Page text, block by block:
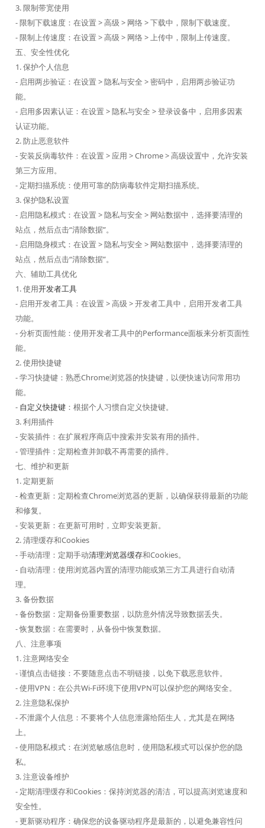
3. 限制带宽使用
- 限制下载速度：在设置 > 高级 > 网络 > 下载中，限制下载速度。
- 限制上传速度：在设置 > 高级 > 网络 > 上传中，限制上传速度。
五、安全性优化
1. 保护个人信息
- 启用两步验证：在设置 > 隐私与安全 > 密码中，启用两步验证功
能。
- 启用多因素认证：在设置 > 隐私与安全 > 登录设备中，启用多因素
认证功能。
2. 防止恶意软件
- 安装反病毒软件：在设置 > 应用 > Chrome > 高级设置中，允许安装
第三方应用。
- 定期扫描系统：使用可靠的防病毒软件定期扫描系统。
3. 保护隐私设置
- 启用隐私模式：在设置 > 隐私与安全 > 网站数据中，选择要清理的
站点，然后点击“清除数据”。
- 启用隐身模式：在设置 > 隐私与安全 > 网站数据中，选择要清理的
站点，然后点击“清除数据”。
六、辅助工具优化
1. 使用开发者工具
- 启用开发者工具：在设置 > 高级 > 开发者工具中，启用开发者工具
功能。
- 分析页面性能：使用开发者工具中的Performance面板来分析页面性
能。
2. 使用快捷键
- 学习快捷键：熟悉Chrome浏览器的快捷键，以便快速访问常用功
能。
- 自定义快捷键：根据个人习惯自定义快捷键。
3. 利用插件
- 安装插件：在扩展程序商店中搜索并安装有用的插件。
- 管理插件：定期检查并卸载不再需要的插件。
七、维护和更新
1. 定期更新
- 检查更新：定期检查Chrome浏览器的更新，以确保获得最新的功能
和修复。
- 安装更新：在更新可用时，立即安装更新。
2. 清理缓存和Cookies
- 手动清理：定期手动清理浏览器缓存和Cookies。
- 自动清理：使用浏览器内置的清理功能或第三方工具进行自动清
理。
3. 备份数据
- 备份数据：定期备份重要数据，以防意外情况导致数据丢失。
- 恢复数据：在需要时，从备份中恢复数据。
八、注意事项
1. 注意网络安全
- 谨慎点击链接：不要随意点击不明链接，以免下载恶意软件。
- 使用VPN：在公共Wi-Fi环境下使用VPN可以保护您的网络安全。
2. 注意隐私保护
- 不泄露个人信息：不要将个人信息泄露给陌生人，尤其是在网络
上。
- 使用隐私模式：在浏览敏感信息时，使用隐私模式可以保护您的隐
私。
3. 注意设备维护
- 定期清理缓存和Cookies：保持浏览器的清洁，可以提高浏览速度和
安全性。
- 更新驱动程序：确保您的设备驱动程序是最新的，以避免兼容性问